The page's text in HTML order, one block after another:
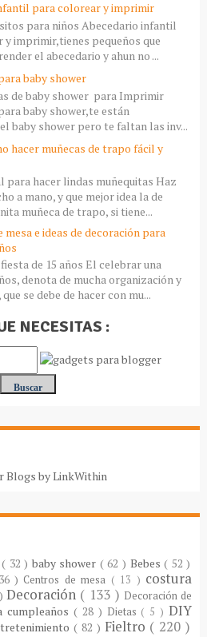
para colorear y imprimir
para niños Abecedario infantil
y imprimir,tienes pequeños que
el abecedario y ahun no ...
baby shower
de baby shower para Imprimir
baby shower,te están
baby shower pero te faltan las inv...
hacer muñecas de trapo fácil y
hacer lindas muñequitas Haz
a mano, y que mejor idea la de
muñeca de trapo, si tiene...
mesa e ideas de decoración para
de 15 años El celebrar una
denota de mucha organización y
se debe de hacer con mu...
NECESITAS :
( 32 ) baby shower ( 62 ) Bebes( 52 )
) Centros de mesa ( 13 ) costura
)Decoración ( 133 ) Decoración de
cumpleaños( 28 ) Dietas ( 5 )DIY
( 82 ) Fieltro ( 220 )